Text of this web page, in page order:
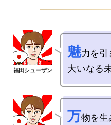
魅力を引
万物を生